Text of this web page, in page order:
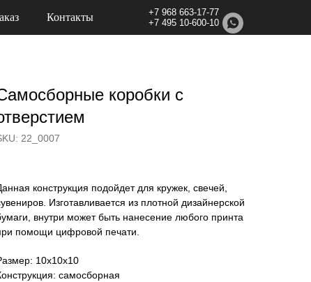
Контакты
+7 968 663-17-77
+7 495 10-600-10
коробки с
22_0007
конструкция подойдет для кружек, свечей,
Изготавливается из плотной дизайнерской
внутри может быть нанесение любого принта
помощи цифровой печати.
10х10х10
самосборная